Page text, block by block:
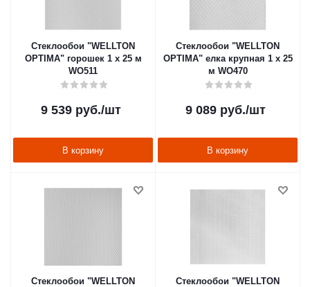
Стеклообои "WELLTON
OPTIMA" горошек 1 х 25 м
WO511
9 539руб./шт
В корзину
Стеклообои "WELLTON
OPTIMA" елка крупная 1 х 25
м WO470
9 089руб./шт
В корзину
Стеклообои "WELLTON
Стеклообои "WELLTON